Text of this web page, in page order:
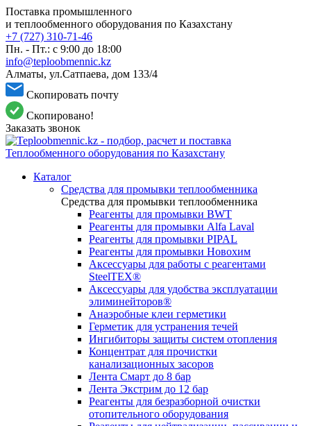
Поставка промышленного
и теплообменного оборудования по Казахстану
+7 (727) 310-71-46
Пн. - Пт.: с 9:00 до 18:00
info@teploobmennic.kz
Алматы, ул.Сатпаева, дом 133/4
Скопировать почту
Скопировано!
Заказать звонок
Каталог
Средства для промывки теплообменника
Средства для промывки теплообменника
Реагенты для промывки BWT
Реагенты для промывки Alfa Laval
Реагенты для промывки PIPAL
Реагенты для промывки Новохим
Аксессуары для работы с реагентами
SteelTEX®
Аксессуары для удобства эксплуатации
элиминейторов®
Анаэробные клеи герметики
Герметик для устранения течей
Ингибиторы защиты систем отопления
Концентрат для прочистки
канализационных засоров
Лента Смарт до 8 бар
Лента Экстрим до 12 бар
Реагенты для безразборной очистки
отопительного оборудования